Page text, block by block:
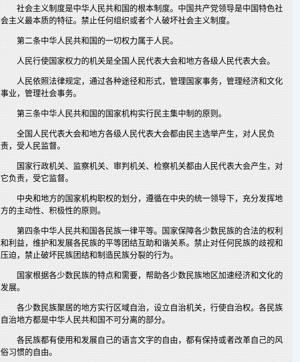
社会主义制度是中华人民共和国的根本制度。中国共产党领导是中国特色社
会主义最本质的特征。禁止任何组织或者个人破坏社会主义制度。
第二条中华人民共和国的一切权力属于人民。
人民行使国家权力的机关是全国人民代表大会和地方各级人民代表大会。
人民依照法律规定，通过各种途径和形式，管理国家事务，管理经济和文化
事业，管理社会事务。
第三条中华人民共和国的国家机构实行民主集中制的原则。
全国人民代表大会和地方各级人民代表大会都由民主选举产生，对人民负
责，受人民监督。
国家行政机关、监察机关、审判机关、检察机关都由人民代表大会产生，对
它负责，受它监督。
中央和地方的国家机构职权的划分，遵循在中央的统一领导下，充分发挥地
方的主动性、积极性的原则。
第四条中华人民共和国各民族一律平等。国家保障各少数民族的合法的权利
和利益，维护和发展各民族的平等团结互助和谐关系。禁止对任何民族的歧视和
压迫，禁止破坏民族团结和制造民族分裂的行为。
国家根据各少数民族的特点和需要，帮助各少数民族地区加速经济和文化的
发展。
各少数民族聚居的地方实行区域自治，设立自治机关，行使自治权。各民族
自治地方都是中华人民共和国不可分离的部分。
各民族都有使用和发展自己的语言文字的自由，都有保持或者改革自己的风
俗习惯的自由。